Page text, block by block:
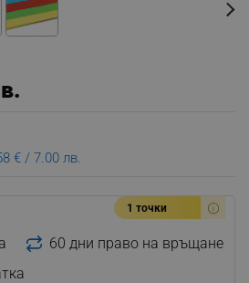
€ / 7.00 лв.
1 точки
60 дни право на връщане